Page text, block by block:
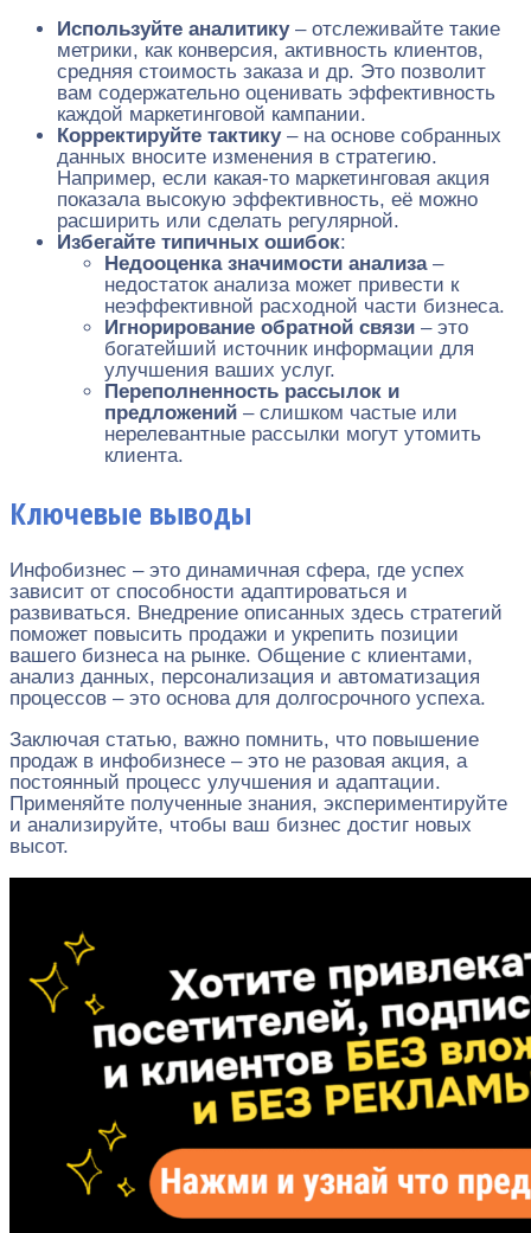
Используйте аналитику– отслеживайте такие
метрики, как конверсия, активность клиентов,
средняя стоимость заказа и др. Это позволит
вам содержательно оценивать эффективность
каждой маркетинговой кампании.
Корректируйте тактику– на основе собранных
данных вносите изменения в стратегию.
Например, если какая-то маркетинговая акция
показала высокую эффективность, её можно
расширить или сделать регулярной.
Избегайте типичных ошибок:
Недооценка значимости анализа–
недостаток анализа может привести к
неэффективной расходной части бизнеса.
Игнорирование обратной связи – это
богатейший источник информации для
улучшения ваших услуг.
Переполненность рассылок и
предложений – слишком частые или
нерелевантные рассылки могут утомить
клиента.
Ключевые выводы
Инфобизнес – это динамичная сфера, где успех
зависит от способности адаптироваться и
развиваться. Внедрение описанных здесь стратегий
поможет повысить продажи и укрепить позиции
вашего бизнеса на рынке. Общение с клиентами,
анализ данных, персонализация и автоматизация
процессов – это основа для долгосрочного успеха.
Заключая статью, важно помнить, что повышение
продаж в инфобизнесе – это не разовая акция, а
постоянный процесс улучшения и адаптации.
Применяйте полученные знания, экспериментируйте
и анализируйте, чтобы ваш бизнес достиг новых
высот.